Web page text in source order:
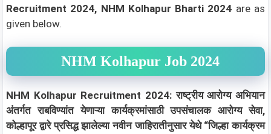
Recruitment 2024, NHM Kolhapur Bharti 2024 are as
given below.
NHM Kolhapur Job 2024
NHM Kolhapur Recruitment 2024: राष्ट्रीय आरोग्य अभियान
अंतर्गत राबविण्यांत येणाऱ्या कार्यक्रमांसाठी उपसंचालक आरोग्य सेवा,
कोल्हापूर द्वारे प्रसिद्ध झालेल्या नवीन जाहिरातीनुसार येथे “जिल्हा कार्यक्रम